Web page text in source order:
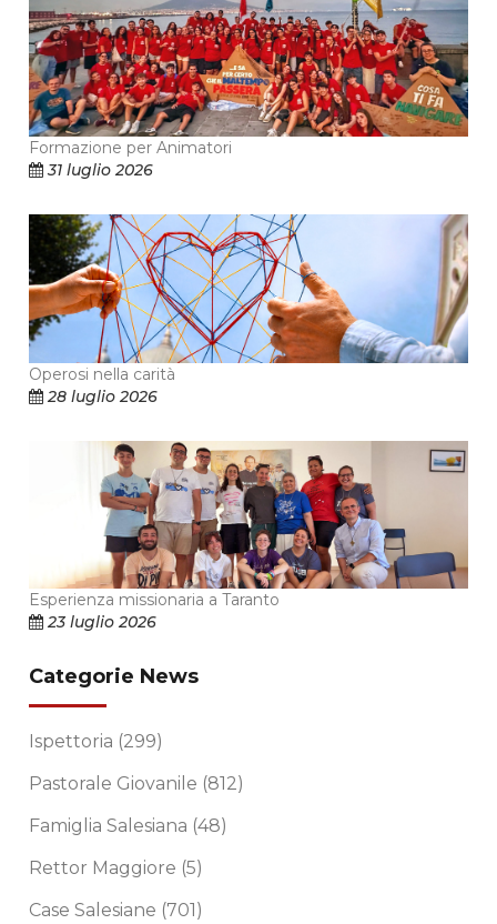
Formazione per Animatori
31 luglio 2026
Operosi nella carità
28 luglio 2026
Esperienza missionaria a Taranto
23 luglio 2026
Categorie News
Ispettoria (299)
Pastorale Giovanile (812)
Famiglia Salesiana (48)
Rettor Maggiore (5)
Case Salesiane (701)